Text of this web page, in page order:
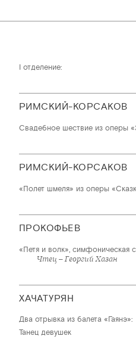
I отделение:
РИМСКИЙ-КОРСАКОВ
Свадебное шествие из оперы
РИМСКИЙ-КОРСАКОВ
«Полет шмеля» из оперы
ПРОКОФЬЕВ
«Петя и волк», симфоническая
Чтец – Георгий Хазан
ХАЧАТУРЯН
Два отрывка из балета «Гаянэ»:
Танец девушек